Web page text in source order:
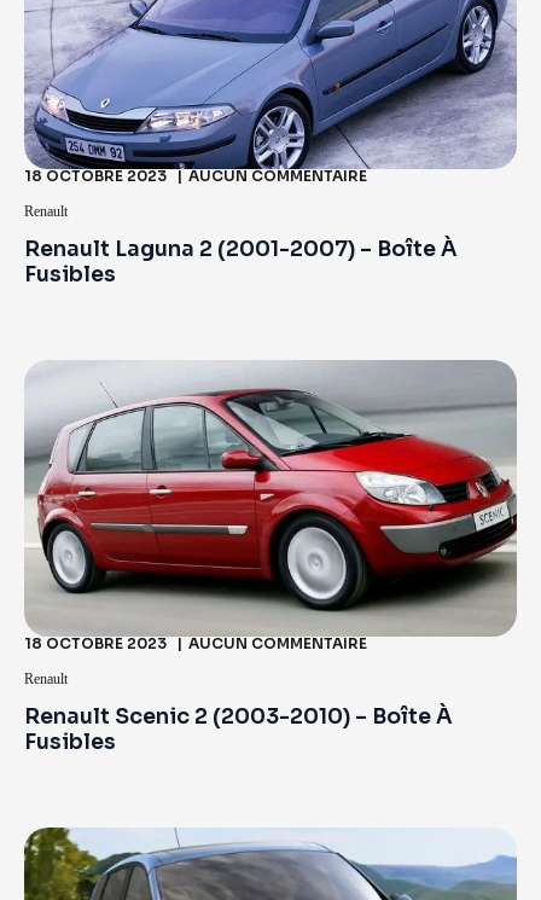
Renault Laguna 2 (2001-2007) – Boîte À
Fusibles
18 OCTOBRE 2023 AUCUN COMMENTAIRE
Renault
Renault Scenic 2 (2003-2010) – Boîte À
Fusibles
18 OCTOBRE 2023 AUCUN COMMENTAIRE
Renault